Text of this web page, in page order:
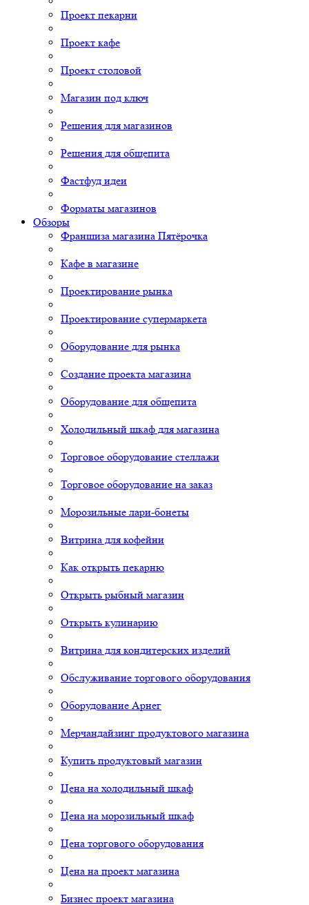
Проект пекарни
Проект кафе
Проект столовой
Магазин под ключ
Решения для магазинов
Решения для общепита
Фастфуд идеи
Форматы магазинов
Обзоры
Франшиза магазина Пятёрочка
Кафе в магазине
Проектирование рынка
Проектирование супермаркета
Оборудование для рынка
Создание проекта магазина
Оборудование для общепита
Холодильный шкаф для магазина
Торговое оборудование стеллажи
Торговое оборудование на заказ
Морозильные лари-бонеты
Витрина для кофейни
Как открыть пекарню
Открыть рыбный магазин
Открыть кулинарию
Витрина для кондитерских изделий
Обслуживание торгового оборудования
Оборудование Арнег
Мерчандайзинг продуктового магазина
Купить продуктовый магазин
Цена на холодильный шкаф
Цена на морозильный шкаф
Цена торгового оборудования
Цена на проект магазина
Бизнес проект магазина